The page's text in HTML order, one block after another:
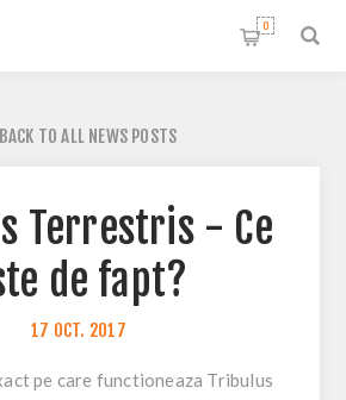
0
BACK TO ALL NEWS POSTS
Terrestris - Ce
de fapt?
17 OCT. 2017
pe care functioneaza Tribulus